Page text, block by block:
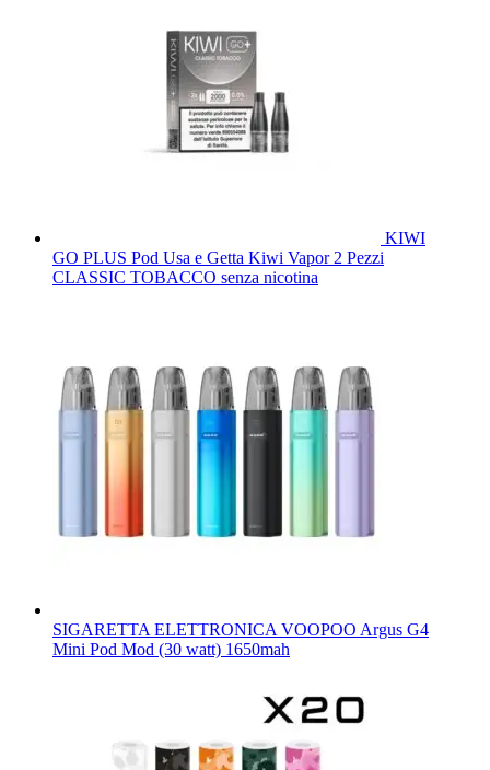
KIWI
GO PLUS Pod Usa e Getta Kiwi Vapor 2 Pezzi
CLASSIC TOBACCO senza nicotina
SIGARETTA ELETTRONICA VOOPOO Argus G4
Mini Pod Mod (30 watt) 1650mah